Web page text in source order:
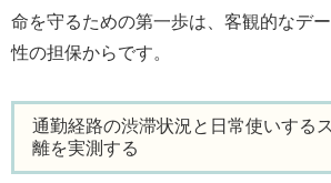
命を守るための第一歩は、客観的なデ
性の担保からです。
通勤経路の渋滞状況と日常使いする
離を実測する